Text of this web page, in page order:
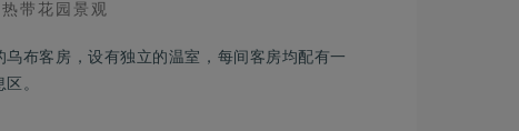
VIEW
热带花园景观
布客房，设有独立的温室，每间客房均配有一
。